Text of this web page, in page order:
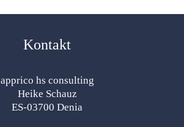
Kontakt
apprico hs consulting
Heike Schauz
ES-03700 Denia